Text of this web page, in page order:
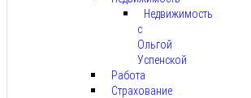
Недвижимость
с
Ольгой
Успенской
Работа
Страхование